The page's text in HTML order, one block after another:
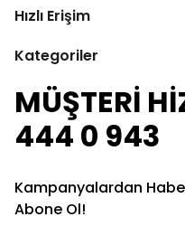
Hızlı Erişim
Kategoriler
MÜŞTERİ
444 0 943
Kampanyalardan
Abone Ol!